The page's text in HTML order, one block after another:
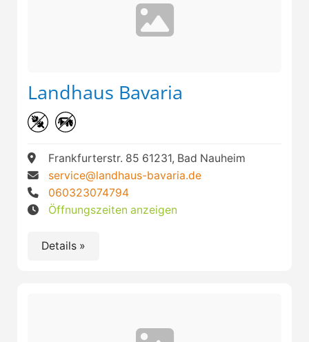
Landhaus Bavaria
Frankfurterstr. 85 61231, Bad Nauheim
service@landhaus-bavaria.de
060323074794
Öffnungszeiten anzeigen
Details »